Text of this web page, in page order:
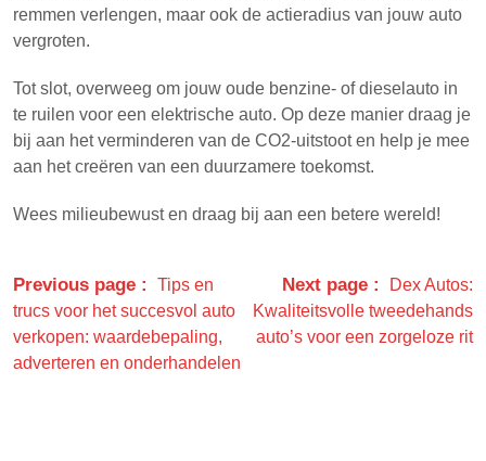
remmen verlengen, maar ook de actieradius van jouw auto
vergroten.
Tot slot, overweeg om jouw oude benzine- of dieselauto in
te ruilen voor een elektrische auto. Op deze manier draag je
bij aan het verminderen van de CO2-uitstoot en help je mee
aan het creëren van een duurzamere toekomst.
Wees milieubewust en draag bij aan een betere wereld!
Previous page
Tips en
trucs voor het succesvol auto
verkopen: waardebepaling,
adverteren en onderhandelen
Next page
Dex Autos:
Kwaliteitsvolle tweedehands
auto’s voor een zorgeloze rit